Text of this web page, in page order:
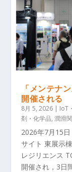
「メンテナ
開催される
8月 5, 2026 | IoT
剤・化学品,潤滑
2026年7月15
サイト 東展示
レジリエンス
開催され，3日